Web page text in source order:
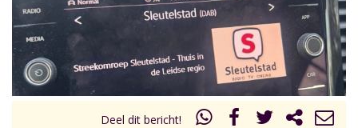
Deel dit bericht!